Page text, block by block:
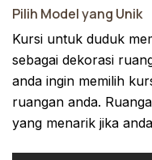
Pilih Model yang Unik
Kursi untuk duduk
sebagai dekorasi
anda ingin memilih
ruangan anda.
yang menarik jika